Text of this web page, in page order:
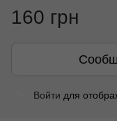
160 грн
Войти для